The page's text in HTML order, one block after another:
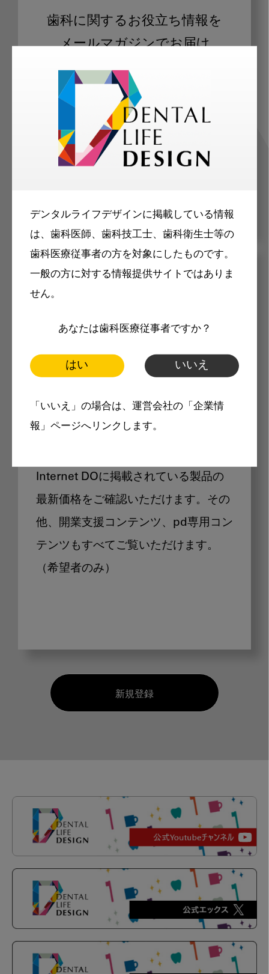
デンタルライフデザインに掲載している情報
は、歯科医師、歯科技工士、歯科衛生士等の
歯科医療従事者の方を対象にしたものです。
一般の方に対する情報提供サイトではありま
せん。
あなたは歯科医療従事者ですか？
はい いいえ
「いいえ」の場合は、運営会社の「企業情
報」ページへリンクします。
歯科に関するお役立ち情報を
メールマガジンでお届け
ご登録いただいた職種（歯科医師、歯
科衛生士、歯科技工士）に合わせた内
容のメールマガジンをお届けします。
メリット
製品価格も閲覧可能
Internet DOに掲載されている製品の
最新価格をご確認いただけます。その
他、開業支援コンテンツ、pd専用コン
テンツもすべてご覧いただけます。
（希望者のみ）
新規登録